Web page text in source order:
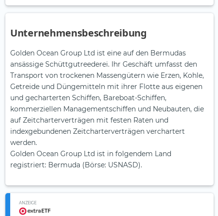
Unternehmensbeschreibung
Golden Ocean Group Ltd ist eine auf den Bermudas
ansässige Schüttgutreederei. Ihr Geschäft umfasst den
Transport von trockenen Massengütern wie Erzen, Kohle,
Getreide und Düngemitteln mit ihrer Flotte aus eigenen
und gecharterten Schiffen, Bareboat-Schiffen,
kommerziellen Managementschiffen und Neubauten, die
auf Zeitcharterverträgen mit festen Raten und
indexgebundenen Zeitcharterverträgen verchartert
werden.
Golden Ocean Group Ltd ist in folgendem Land
registriert: Bermuda (Börse: USNASD).
ANZEIGE